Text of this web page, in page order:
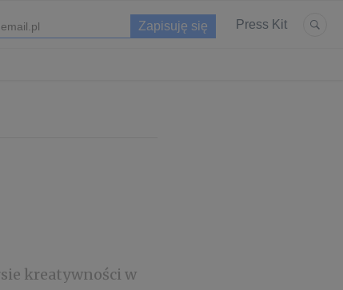
Press Kit
kreatywności w